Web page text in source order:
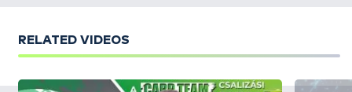
RELATED VIDEOS